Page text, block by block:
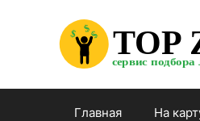
содержимому
TOP
сервис
$
$
$
Главная На